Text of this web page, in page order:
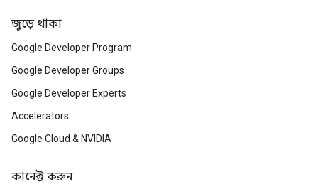
জুড়ে থাকা
Google Developer Program
Google Developer Groups
Google Developer Experts
Accelerators
Google Cloud & NVIDIA
কানেক্ট করুন